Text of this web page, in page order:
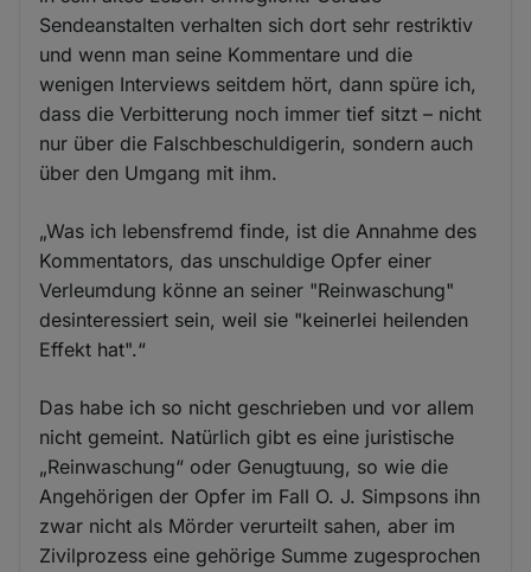
Sendeanstalten verhalten sich dort sehr restriktiv
und wenn man seine Kommentare und die
wenigen Interviews seitdem hört, dann spüre ich,
dass die Verbitterung noch immer tief sitzt – nicht
nur über die Falschbeschuldigerin, sondern auch
über den Umgang mit ihm.
„Was ich lebensfremd finde, ist die Annahme des
Kommentators, das unschuldige Opfer einer
Verleumdung könne an seiner "Reinwaschung"
desinteressiert sein, weil sie "keinerlei heilenden
Effekt hat".“
Das habe ich so nicht geschrieben und vor allem
nicht gemeint. Natürlich gibt es eine juristische
„Reinwaschung“ oder Genugtuung, so wie die
Angehörigen der Opfer im Fall O. J. Simpsons ihn
zwar nicht als Mörder verurteilt sahen, aber im
Zivilprozess eine gehörige Summe zugesprochen